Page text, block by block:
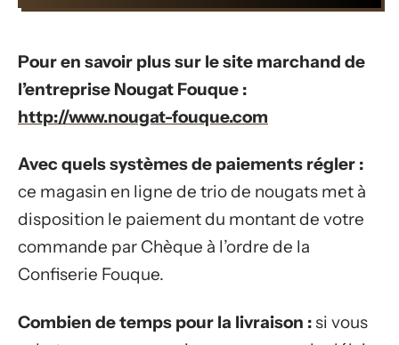
Pour en savoir plus sur le site marchand de
l’entreprise Nougat Fouque :
http://www.nougat-fouque.com
Avec quels systèmes de paiements régler :
ce magasin en ligne de trio de nougats met à
disposition le paiement du montant de votre
commande par Chèque à l’ordre de la
Confiserie Fouque.
Combien de temps pour la livraison :si vous